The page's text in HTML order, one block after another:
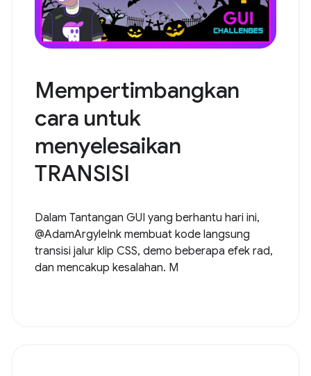
Mempertimbangkan
cara untuk
menyelesaikan
TRANSISI
Dalam Tantangan GUI yang berhantu hari ini,
@AdamArgyleInk membuat kode langsung
transisi jalur klip CSS, demo beberapa efek rad,
dan mencakup kesalahan. M